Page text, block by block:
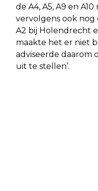
de A4, A5, A9 en
vervolgens ook
A2 bij Holendrecht
maakte het er niet
adviseerde daarom
uit te stellen’.